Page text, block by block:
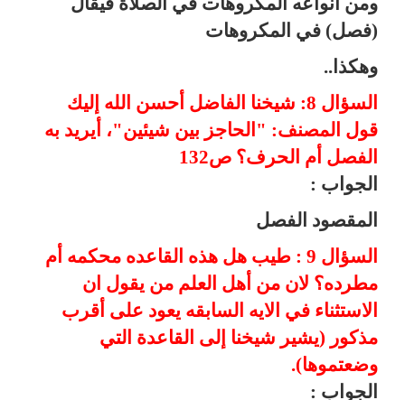
(فصل) في المكروهات
وهكذا..
السؤال 8: شيخنا الفاضل أحسن الله إليك
قول المصنف: "الحاجز بين شيئين"، أيريد به
الفصل أم الحرف؟ ص132
الجواب :
المقصود الفصل
السؤال 9 : طيب هل هذه القاعده محكمه أم
مطرده؟ لان من أهل العلم من يقول ان
الاستثناء في الايه السابقه يعود على أقرب
مذكور (يشير شيخنا إلى القاعدة التي
وضعتموها).
الجواب :